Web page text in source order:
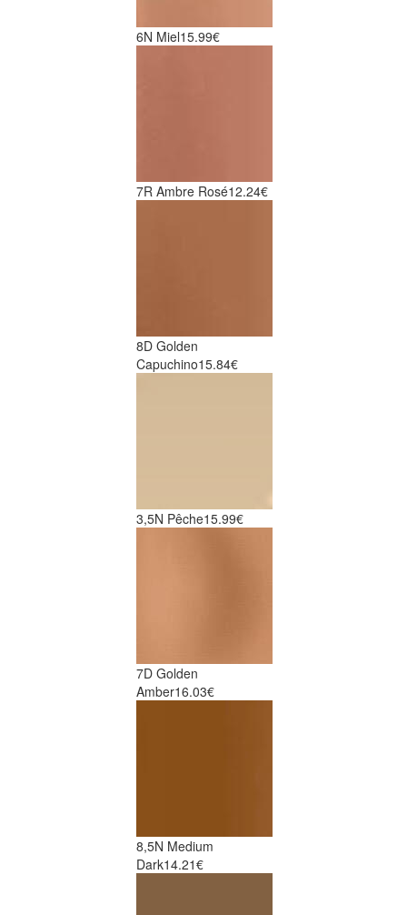
6N Miel15.99€
7R Ambre Rosé12.24€
8D Golden
Capuchino15.84€
3,5N Pêche15.99€
7D Golden
Amber16.03€
8,5N Medium
Dark14.21€